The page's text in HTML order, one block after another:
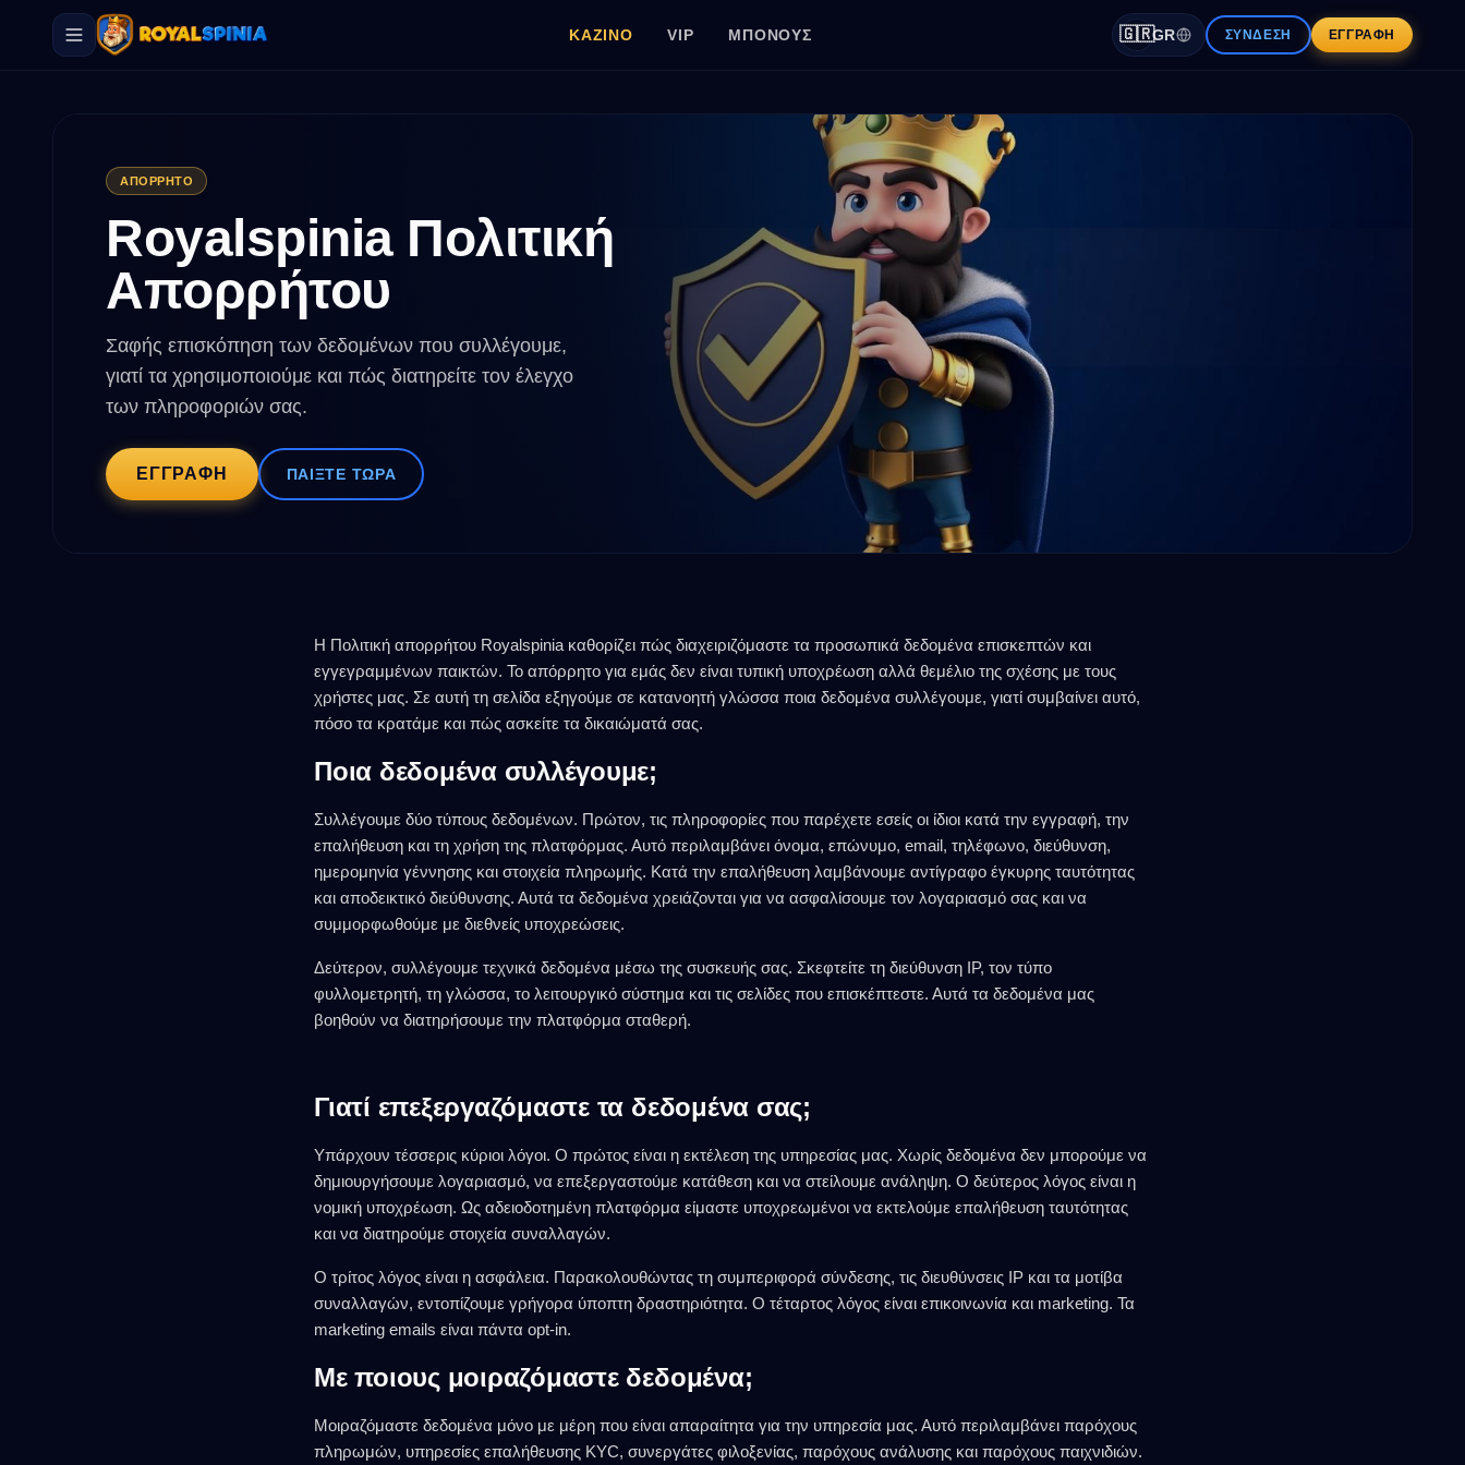
ΚΑΖΊΝΟ VIP ΜΠΌΝΟΥΣ 🇬🇷GR ΣΎΝΔΕΣΗ ΕΓΓΡΑΦΉ
ΑΠΌΡΡΗΤΟ
Royalspinia Πολιτική
Απορρήτου
Σαφής επισκόπηση των δεδομένων που συλλέγουμε,
γιατί τα χρησιμοποιούμε και πώς διατηρείτε τον έλεγχο
των πληροφοριών σας.
ΕΓΓΡΑΦΉ ΠΑΊΞΤΕ ΤΏΡΑ
Η Πολιτική απορρήτου Royalspinia καθορίζει πώς διαχειριζόμαστε τα προσωπικά δεδομένα επισκεπτών και
εγγεγραμμένων παικτών. Το απόρρητο για εμάς δεν είναι τυπική υποχρέωση αλλά θεμέλιο της σχέσης με τους
χρήστες μας. Σε αυτή τη σελίδα εξηγούμε σε κατανοητή γλώσσα ποια δεδομένα συλλέγουμε, γιατί συμβαίνει αυτό,
πόσο τα κρατάμε και πώς ασκείτε τα δικαιώματά σας.
Ποια δεδομένα συλλέγουμε;
Συλλέγουμε δύο τύπους δεδομένων. Πρώτον, τις πληροφορίες που παρέχετε εσείς οι ίδιοι κατά την εγγραφή, την
επαλήθευση και τη χρήση της πλατφόρμας. Αυτό περιλαμβάνει όνομα, επώνυμο, email, τηλέφωνο, διεύθυνση,
ημερομηνία γέννησης και στοιχεία πληρωμής. Κατά την επαλήθευση λαμβάνουμε αντίγραφο έγκυρης ταυτότητας
και αποδεικτικό διεύθυνσης. Αυτά τα δεδομένα χρειάζονται για να ασφαλίσουμε τον λογαριασμό σας και να
συμμορφωθούμε με διεθνείς υποχρεώσεις.
Δεύτερον, συλλέγουμε τεχνικά δεδομένα μέσω της συσκευής σας. Σκεφτείτε τη διεύθυνση IP, τον τύπο
φυλλομετρητή, τη γλώσσα, το λειτουργικό σύστημα και τις σελίδες που επισκέπτεστε. Αυτά τα δεδομένα μας
βοηθούν να διατηρήσουμε την πλατφόρμα σταθερή.
Γιατί επεξεργαζόμαστε τα δεδομένα σας;
Υπάρχουν τέσσερις κύριοι λόγοι. Ο πρώτος είναι η εκτέλεση της υπηρεσίας μας. Χωρίς δεδομένα δεν μπορούμε να
δημιουργήσουμε λογαριασμό, να επεξεργαστούμε κατάθεση και να στείλουμε ανάληψη. Ο δεύτερος λόγος είναι η
νομική υποχρέωση. Ως αδειοδοτημένη πλατφόρμα είμαστε υποχρεωμένοι να εκτελούμε επαλήθευση ταυτότητας
και να διατηρούμε στοιχεία συναλλαγών.
Ο τρίτος λόγος είναι η ασφάλεια. Παρακολουθώντας τη συμπεριφορά σύνδεσης, τις διευθύνσεις IP και τα μοτίβα
συναλλαγών, εντοπίζουμε γρήγορα ύποπτη δραστηριότητα. Ο τέταρτος λόγος είναι επικοινωνία και marketing. Τα
marketing emails είναι πάντα opt-in.
Με ποιους μοιραζόμαστε δεδομένα;
Μοιραζόμαστε δεδομένα μόνο με μέρη που είναι απαραίτητα για την υπηρεσία μας. Αυτό περιλαμβάνει παρόχους
πληρωμών, υπηρεσίες επαλήθευσης KYC, συνεργάτες φιλοξενίας, παρόχους ανάλυσης και παρόχους παιχνιδιών.